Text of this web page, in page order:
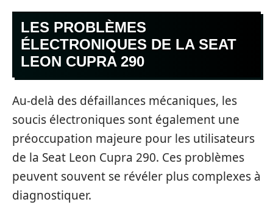
LES PROBLÈMES
ÉLECTRONIQUES DE LA SEAT
LEON CUPRA 290
Au-delà des défaillances mécaniques, les
soucis électroniques sont également une
préoccupation majeure pour les utilisateurs
de la Seat Leon Cupra 290. Ces problèmes
peuvent souvent se révéler plus complexes à
diagnostiquer.